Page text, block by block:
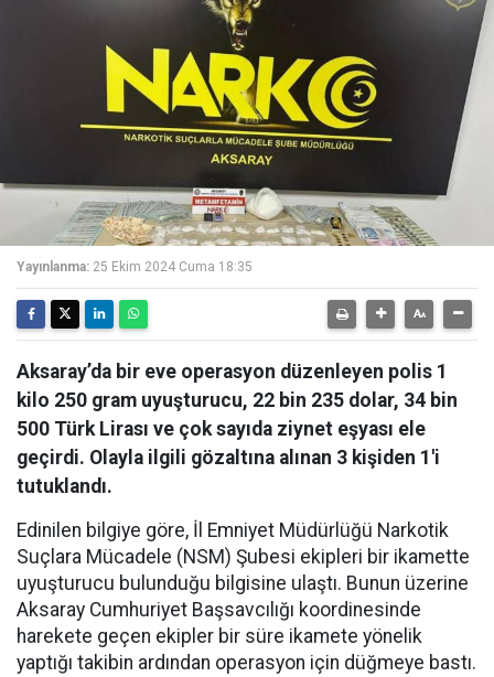
Yayınlanma: 25 Ekim 2024 Cuma 18:35
Aksaray’da bir eve operasyon düzenleyen polis 1
kilo 250 gram uyuşturucu, 22 bin 235 dolar, 34 bin
500 Türk Lirası ve çok sayıda ziynet eşyası ele
geçirdi. Olayla ilgili gözaltına alınan 3 kişiden 1'i
tutuklandı.
Edinilen bilgiye göre, İl Emniyet Müdürlüğü Narkotik
Suçlara Mücadele (NSM) Şubesi ekipleri bir ikamette
uyuşturucu bulunduğu bilgisine ulaştı. Bunun üzerine
Aksaray Cumhuriyet Başsavcılığı koordinesinde
harekete geçen ekipler bir süre ikamete yönelik
yaptığı takibin ardından operasyon için düğmeye bastı.